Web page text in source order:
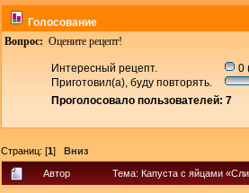
Голосование
Вопрос: Оцените рецепт!
Интересный рецепт.
0
Приготовил(а), буду повторять.
Проголосовало пользователей: 7
Страниц: [1] Вниз
Автор Тема: Капуста с яйцами